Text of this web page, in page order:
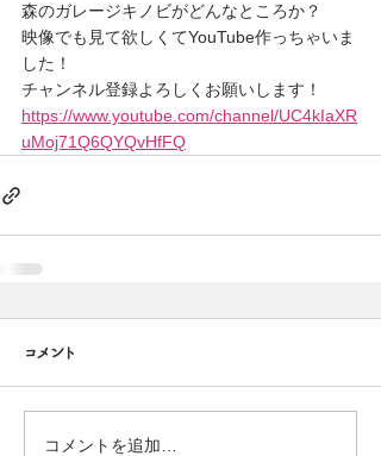
森のガレージキノビがどんなところか？
映像でも見て欲しくてYouTube作っちゃいま
した！
チャンネル登録よろしくお願いします！
https://www.youtube.com/channel/UC4kIaXR
uMoj71Q6QYQvHfFQ
コメント
コメントを追加…